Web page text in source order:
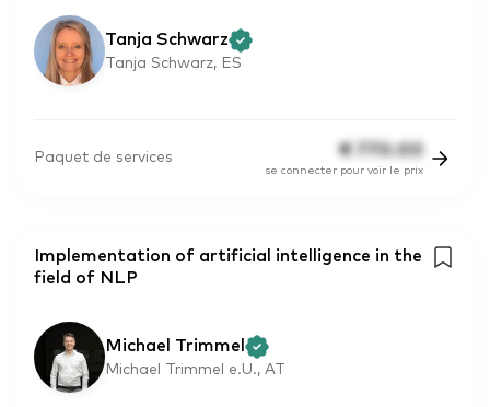
Tanja Schwarz
Tanja Schwarz, ES
Paquet de services € 770.00
se connecter pour voir le prix
Implementation of artificial intelligence in the
field of NLP
Michael Trimmel
Michael Trimmel e.U., AT